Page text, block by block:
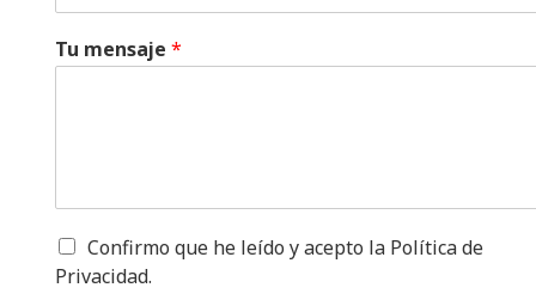
Tu mensaje *
C
a
s
Confirmo que he leído y acepto la Política de
Privacidad.